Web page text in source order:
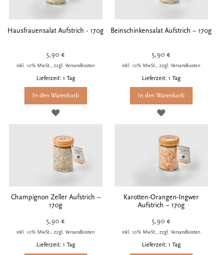
Hausfrauensalat Aufstrich - 170g
5,90 €
inkl. 10% MwSt., zzgl. Versandkosten
Lieferzeit: 1 Tag
In den Warenkorb
ZUR
HINZUFÜGEN
Beinschinkensalat Aufstrich – 170g
5,90 €
inkl. 10% MwSt., zzgl. Versandkosten
Lieferzeit: 1 Tag
In den Warenkorb
ZUR
HINZUFÜGEN
Champignon Zeller Aufstrich –
170g
5,90 €
inkl. 10% MwSt., zzgl. Versandkosten
Lieferzeit: 1 Tag
Karotten-Orangen-Ingwer
Aufstrich – 170g
5,90 €
inkl. 10% MwSt., zzgl. Versandkosten
Lieferzeit: 1 Tag